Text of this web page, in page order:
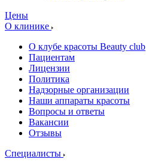
Цены
О клинике
О клубе красоты Beauty club
Пациентам
Лицензии
Политика
Надзорные организации
Наши аппараты красоты
Вопросы и ответы
Вакансии
Отзывы
Специалисты